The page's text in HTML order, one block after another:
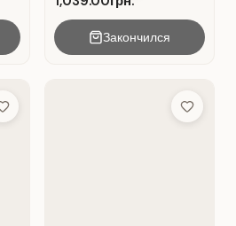
Закончился
Add to Wish List Add to